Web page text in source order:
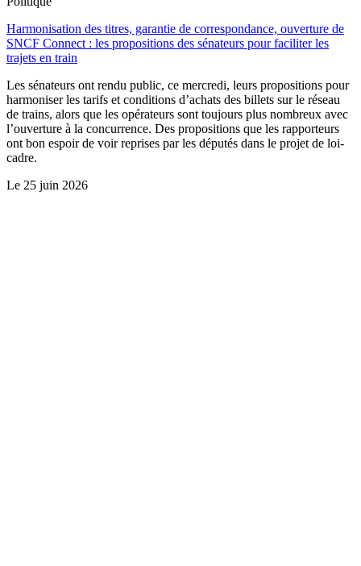
Harmonisation des titres, garantie de correspondance, ouverture de
SNCF Connect : les propositions des sénateurs pour faciliter les
trajets en train
Les sénateurs ont rendu public, ce mercredi, leurs propositions pour
harmoniser les tarifs et conditions d’achats des billets sur le réseau
de trains, alors que les opérateurs sont toujours plus nombreux avec
l’ouverture à la concurrence. Des propositions que les rapporteurs
ont bon espoir de voir reprises par les députés dans le projet de loi-
cadre.
Le 25 juin 2026